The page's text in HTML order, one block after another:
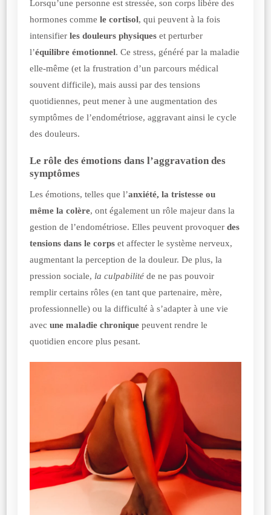
Lorsqu’une personne est stressée, son corps libère des
hormones comme le cortisol, qui peuvent à la fois
intensifier les douleurs physiques et perturber
l’équilibre émotionnel. Ce stress, généré par la maladie
elle-même (et la frustration d’un parcours médical
souvent difficile), mais aussi par des tensions
quotidiennes, peut mener à une augmentation des
symptômes de l’endométriose, aggravant ainsi le cycle
des douleurs.
Le rôle des émotions dans l’aggravation des
symptômes
Les émotions, telles que l’anxiété, la tristesse ou
même la colère, ont également un rôle majeur dans la
gestion de l’endométriose. Elles peuvent provoquer des
tensions dans le corps et affecter le système nerveux,
augmentant la perception de la douleur. De plus, la
pression sociale, la culpabilité de ne pas pouvoir
remplir certains rôles (en tant que partenaire, mère,
professionnelle) ou la difficulté à s’adapter à une vie
avec une maladie chronique peuvent rendre le
quotidien encore plus pesant.